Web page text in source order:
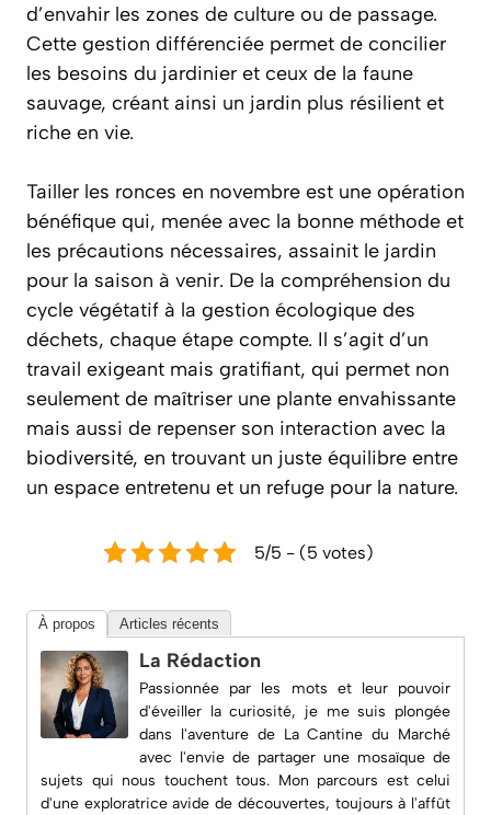
d’envahir les zones de culture ou de passage.
Cette gestion différenciée permet de concilier
les besoins du jardinier et ceux de la faune
sauvage, créant ainsi un jardin plus résilient et
riche en vie.
Tailler les ronces en novembre est une opération
bénéfique qui, menée avec la bonne méthode et
les précautions nécessaires, assainit le jardin
pour la saison à venir. De la compréhension du
cycle végétatif à la gestion écologique des
déchets, chaque étape compte. Il s’agit d’un
travail exigeant mais gratifiant, qui permet non
seulement de maîtriser une plante envahissante
mais aussi de repenser son interaction avec la
biodiversité, en trouvant un juste équilibre entre
un espace entretenu et un refuge pour la nature.
5/5 - (5 votes)
À propos Articles récents
La Rédaction
Passionnée par les mots et leur pouvoir
d'éveiller la curiosité, je me suis plongée
dans l'aventure de La Cantine du Marché
avec l'envie de partager une mosaïque de
sujets qui nous touchent tous. Mon parcours est celui
d'une exploratrice avide de découvertes, toujours à l'affût